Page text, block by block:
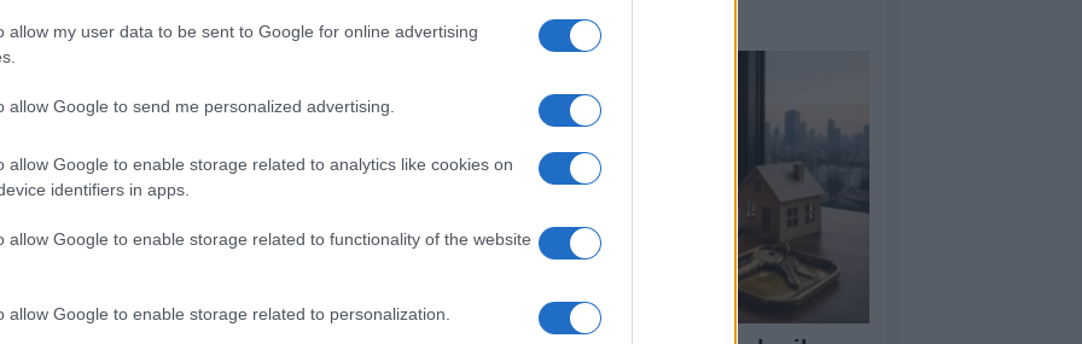
allow my user data to be sent to Google for online advertising
allow Google to send me personalized advertising.
allow Google to enable storage related to analytics like cookies on
identifiers in apps.
allow Google to enable storage related to functionality of the website
allow Google to enable storage related to personalization.
Unidos y sus consecuencias
era uno de los miembros con mayor